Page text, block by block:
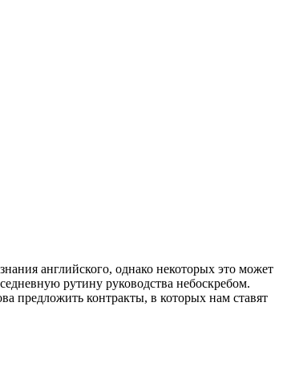
английского, однако некоторых это может
рутину руководства небоскребом.
предложить контракты, в которых нам ставят